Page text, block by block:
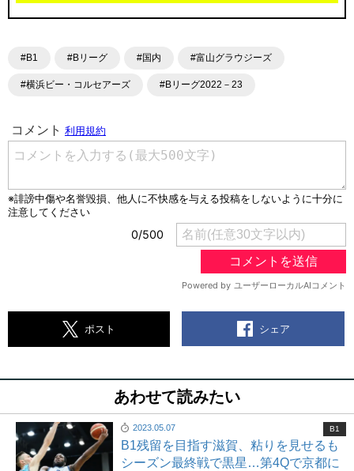
#B1 #Bリーグ #国内 #富山グラウジーズ
#横浜ビー・コルセアーズ #Bリーグ2022－23
ポスト シェア
あわせて読みたい
2023.05.07
B1残留を目指す滋賀、粘りを見せるも
シーズン最終戦で黒星…第4Qで京都に
B1